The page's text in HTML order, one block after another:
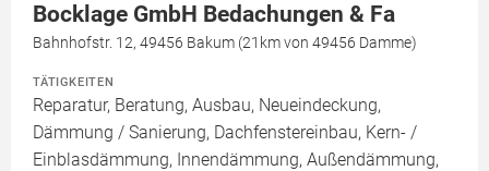
Bocklage GmbH Bedachungen & Fa
Bahnhofstr. 12, 49456 Bakum (21km von 49456 Damme)
TÄTIGKEITEN
Reparatur, Beratung, Ausbau, Neueindeckung,
Dämmung / Sanierung, Dachfenstereinbau, Kern- /
Einblasdämmung, Innendämmung, Außendämmung,